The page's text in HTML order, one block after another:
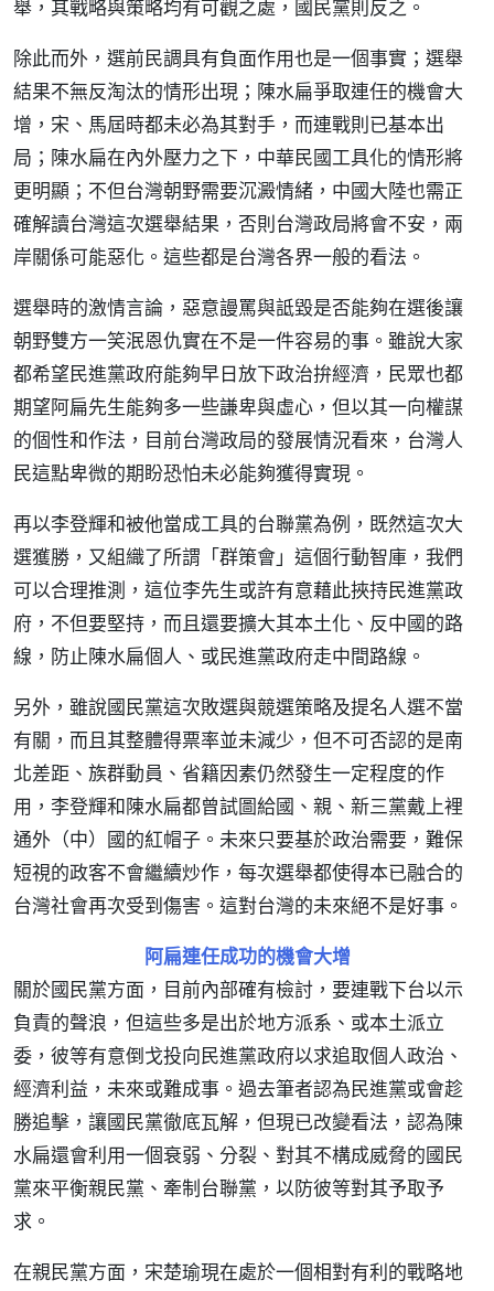
舉，其戰略與策略均有可觀之處，國民黨則反之。
除此而外，選前民調具有負面作用也是一個事實；選舉
結果不無反淘汰的情形出現；陳水扁爭取連任的機會大
增，宋、馬屆時都未必為其對手，而連戰則已基本出
局；陳水扁在內外壓力之下，中華民國工具化的情形將
更明顯；不但台灣朝野需要沉澱情緒，中國大陸也需正
確解讀台灣這次選舉結果，否則台灣政局將會不安，兩
岸關係可能惡化。這些都是台灣各界一般的看法。
選舉時的激情言論，惡意謾罵與詆毀是否能夠在選後讓
朝野雙方一笑泯恩仇實在不是一件容易的事。雖說大家
都希望民進黨政府能夠早日放下政治拚經濟，民眾也都
期望阿扁先生能夠多一些謙卑與虛心，但以其一向權謀
的個性和作法，目前台灣政局的發展情況看來，台灣人
民這點卑微的期盼恐怕未必能夠獲得實現。
再以李登輝和被他當成工具的台聯黨為例，既然這次大
選獲勝，又組織了所謂「群策會」這個行動智庫，我們
可以合理推測，這位李先生或許有意藉此挾持民進黨政
府，不但要堅持，而且還要擴大其本土化、反中國的路
線，防止陳水扁個人、或民進黨政府走中間路線。
另外，雖說國民黨這次敗選與競選策略及提名人選不當
有關，而且其整體得票率並未減少，但不可否認的是南
北差距、族群動員、省籍因素仍然發生一定程度的作
用，李登輝和陳水扁都曾試圖給國、親、新三黨戴上裡
通外（中）國的紅帽子。未來只要基於政治需要，難保
短視的政客不會繼續炒作，每次選舉都使得本已融合的
台灣社會再次受到傷害。這對台灣的未來絕不是好事。
阿扁連任成功的機會大增
關於國民黨方面，目前內部確有檢討，要連戰下台以示
負責的聲浪，但這些多是出於地方派系、或本土派立
委，彼等有意倒戈投向民進黨政府以求追取個人政治、
經濟利益，未來或難成事。過去筆者認為民進黨或會趁
勝追擊，讓國民黨徹底瓦解，但現已改變看法，認為陳
水扁還會利用一個衰弱、分裂、對其不構成威脅的國民
黨來平衡親民黨、牽制台聯黨，以防彼等對其予取予
求。
在親民黨方面，宋楚瑜現在處於一個相對有利的戰略地